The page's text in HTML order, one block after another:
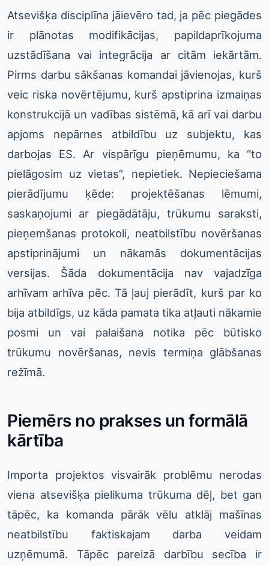
Atsevišķa disciplīna jāievēro tad, ja pēc piegādes
ir plānotas modifikācijas, papildaprīkojuma
uzstādīšana vai integrācija ar citām iekārtām.
Pirms darbu sākšanas komandai jāvienojas, kurš
veic riska novērtējumu, kurš apstiprina izmaiņas
konstrukcijā un vadības sistēmā, kā arī vai darbu
apjoms nepārnes atbildību uz subjektu, kas
darbojas ES. Ar vispārīgu pieņēmumu, ka “to
pielāgosim uz vietas”, nepietiek. Nepieciešama
pierādījumu ķēde: projektēšanas lēmumi,
saskaņojumi ar piegādātāju, trūkumu saraksti,
pieņemšanas protokoli, neatbilstību novēršanas
apstiprinājumi un nākamās dokumentācijas
versijas. Šāda dokumentācija nav vajadzīga
arhīvam arhīva pēc. Tā ļauj pierādīt, kurš par ko
bija atbildīgs, uz kāda pamata tika atļauti nākamie
posmi un vai palaišana notika pēc būtisko
trūkumu novēršanas, nevis termiņa glābšanas
režīmā.
Piemērs no prakses un formālā
kārtība
Importa projektos visvairāk problēmu nerodas
viena atsevišķa pielikuma trūkuma dēļ, bet gan
tāpēc, ka komanda pārāk vēlu atklāj mašīnas
neatbilstību faktiskajam darba veidam
uzņēmumā. Tāpēc pareizā darbību secība ir